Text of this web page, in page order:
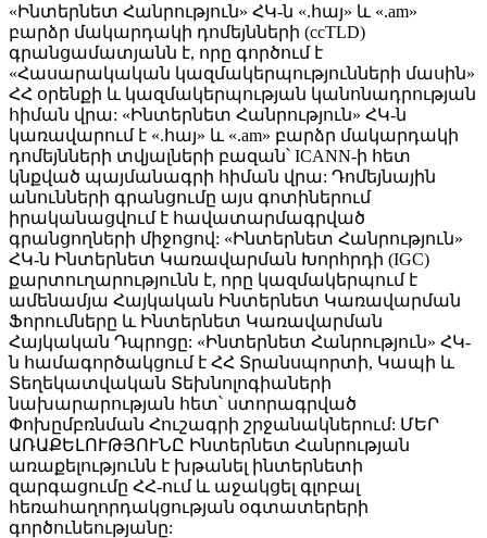
«Ինտերնետ Հանրություն» ՀԿ-ն «.հայ» և «.am»
բարձր մակարդակի դոմեյնների (ccTLD)
գրանցամատյանն է, որը գործում է
«Հասարակական կազմակերպությունների մասին»
ՀՀ օրենքի և կազմակերպության կանոնադրության
հիման վրա: «Ինտերնետ Հանրություն» ՀԿ-ն
կառավարում է «.հայ» և «.am» բարձր մակարդակի
դոմեյնների տվյալների բազան՝ ICANN-ի հետ
կնքված պայմանագրի հիման վրա: Դոմեյնային
անունների գրանցումը այս գոտիներում
իրականացվում է հավատարմագրված
գրանցողների միջոցով: «Ինտերնետ Հանրություն»
ՀԿ-ն Ինտերնետ Կառավարման Խորհրդի (IGC)
քարտուղարությունն է, որը կազմակերպում է
ամենամյա Հայկական Ինտերնետ Կառավարման
Ֆորումները և Ինտերնետ Կառավարման
Հայկական Դպրոցը: «Ինտերնետ Հանրություն» ՀԿ-
ն համագործակցում է ՀՀ Տրանսպորտի, Կապի և
Տեղեկատվական Տեխնոլոգիաների
նախարարության հետ՝ ստորագրված
Փոխըմբռնման Հուշագրի շրջանակներում: ՄԵՐ
ԱՌԱՔԵԼՈՒԹՅՈՒՆԸ Ինտերնետ Հանրության
առաքելությունն է խթանել ինտերնետի
զարգացումը ՀՀ-ում և աջակցել գլոբալ
հեռահաղորդակցության օգտատերերի
գործունեությանը: